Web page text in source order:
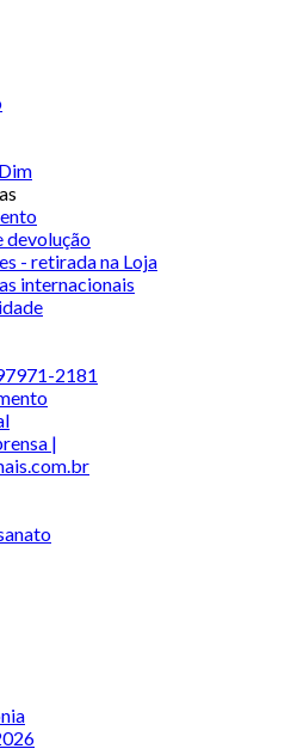
devolução
- retirada na Loja
internacionais
2181
|